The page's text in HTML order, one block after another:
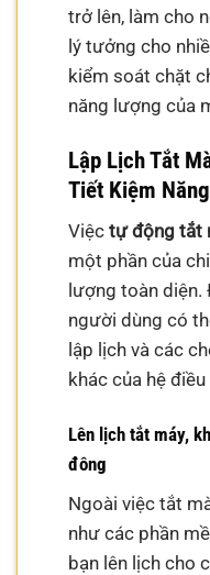
trở lên, làm cho
lý tưởng cho
kiểm soát chặt
năng lượng của
Lập Lịch Tắt
Tiết Kiệm
Việctự động tắt
một phần của
lượng toàn
người dùng có
lập lịch và các
khác của hệ điều
Lên lịch tắt máy,
đông
Ngoài việc tắt
như các phần
bạn lên lịch cho